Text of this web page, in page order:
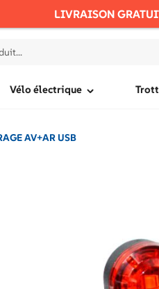
Vélo électrique
AV+AR USB
LIVRAISON